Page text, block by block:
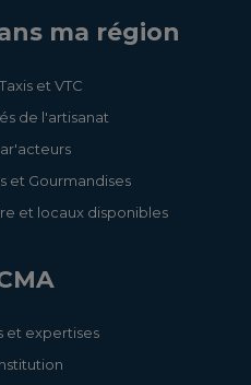
les
des
pied - R408
ma région
et VTC
de l'artisanat
et Gourmandises
et locaux disponibles
et expertises